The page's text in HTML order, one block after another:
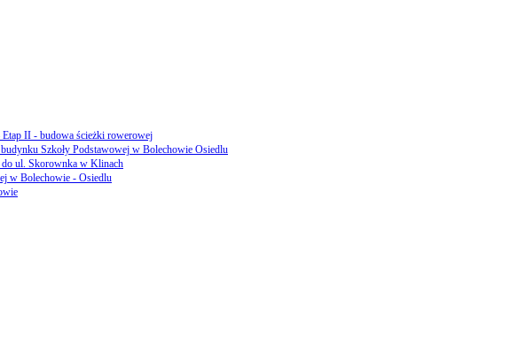
II - budowa ścieżki rowerowej
Szkoły Podstawowej w Bolechowie Osiedlu
ul. Skorownka w Klinach
w Bolechowie - Osiedlu